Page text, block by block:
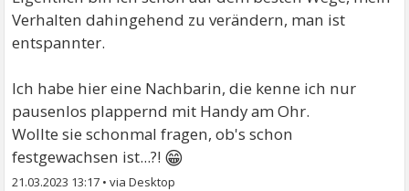
Verhalten dahingehend zu verändern, man ist
entspannter.
Ich habe hier eine Nachbarin, die kenne ich nur
pausenlos plappernd mit Handy am Ohr.
Wollte sie schonmal fragen, ob's schon
festgewachsen ist...?! 😁
21.03.2023 13:17 •